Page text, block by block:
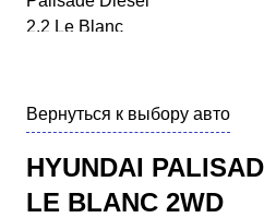
Вернуться к выбору авто
HYUNDAI
LE BLANC 2WD